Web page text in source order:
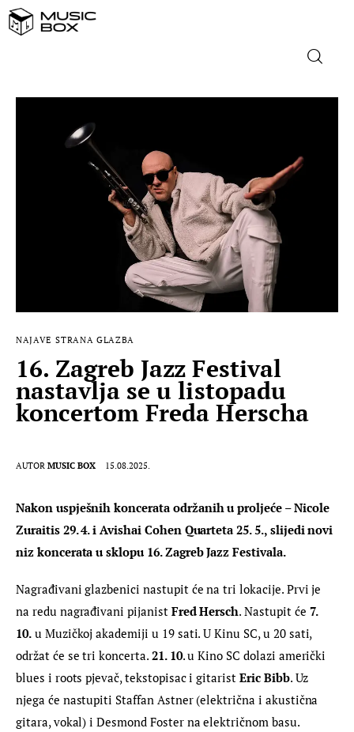
DOMAĆA GLAZBA
STRANA GLAZBA
MUSIC BOX
NAJAVE STRANA GLAZBA
16. Zagreb Jazz Festival
nastavlja se u listopadu
koncertom Freda Herscha
AUTOR MUSIC BOX 15.08.2025.
Nakon uspješnih koncerata održanih u proljeće – Nicole
Zuraitis 29. 4. i Avishai Cohen Quarteta 25. 5., slijedi novi
niz koncerata u sklopu 16. Zagreb Jazz Festivala.
Nagrađivani glazbenici nastupit će na tri lokacije. Prvi je
na redu nagrađivani pijanist Fred Hersch. Nastupit će 7.
10. u Muzičkoj akademiji u 19 sati. U Kinu SC, u 20 sati,
održat će se tri koncerta. 21. 10. u Kino SC dolazi američki
blues i roots pjevač, tekstopisac i gitarist Eric Bibb. Uz
njega će nastupiti Staffan Astner (električna i akustična
gitara, vokal) i Desmond Foster na električnom basu.